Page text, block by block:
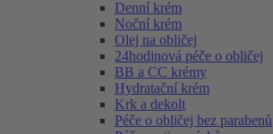
Denní krém
Noční krém
Olej na obličej
24hodinová péče o obličej
BB a CC krémy
Hydratační krém
Krk a dekolt
Péče o obličej bez parabenů